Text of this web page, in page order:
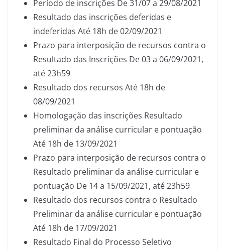
Período de inscrições De 31/07 a 29/08/2021
Resultado das inscrições deferidas e
indeferidas Até 18h de 02/09/2021
Prazo para interposição de recursos contra o
Resultado das Inscrições De 03 a 06/09/2021,
até 23h59
Resultado dos recursos Até 18h de
08/09/2021
Homologação das inscrições Resultado
preliminar da análise curricular e pontuação
Até 18h de 13/09/2021
Prazo para interposição de recursos contra o
Resultado preliminar da análise curricular e
pontuação De 14 a 15/09/2021, até 23h59
Resultado dos recursos contra o Resultado
Preliminar da análise curricular e pontuação
Até 18h de 17/09/2021
Resultado Final do Processo Seletivo